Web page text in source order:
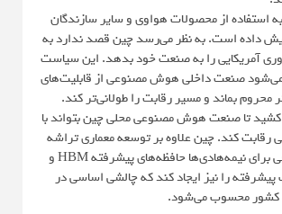
استفاده از محصولات هواوی و سایر سازندگان
داده است. به نظر می‌رسد چین قصد ندارد به
آمریکایی را به صنعت خود بدهد. این سیاست
صنعت داخلی هوش مصنوعی از قابلیت‌های
محروم بماند و مسیر رقابت را طولانی‌تر کند.
تا صنعت هوش مصنوعی محلی چین بتواند با
رقابت کند. چین علاوه بر توسعه معماری تراشه
باید خطوط تولید کافی برای نیمه‌هادی‌ها حافظه‌های پیشرفته HBM و
را نیز ایجاد کند که چالشی اساسی در
کشور محسوب می‌شود.